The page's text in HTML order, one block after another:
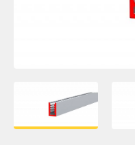
Плёнка монтажная
ПЭТ листовой